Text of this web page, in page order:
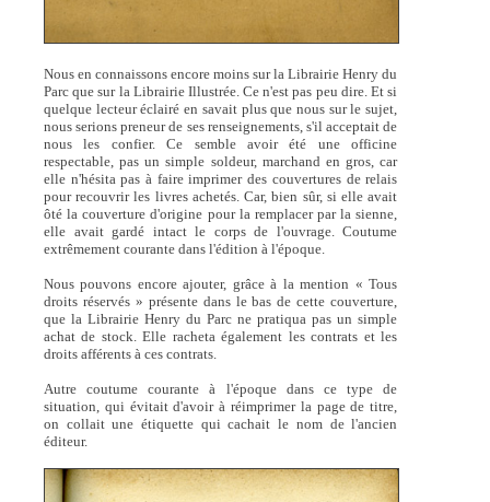
Nous en connaissons encore moins sur la Librairie Henry du
Parc que sur la Librairie Illustrée. Ce n'est pas peu dire. Et si
quelque lecteur éclairé en savait plus que nous sur le sujet,
nous serions preneur de ses renseignements, s'il acceptait de
nous les confier. Ce semble avoir été une officine
respectable, pas un simple soldeur, marchand en gros, car
elle n'hésita pas à faire imprimer des couvertures de relais
pour recouvrir les livres achetés. Car, bien sûr, si elle avait
ôté la couverture d'origine pour la remplacer par la sienne,
elle avait gardé intact le corps de l'ouvrage. Coutume
extrêmement courante dans l'édition à l'époque.
Nous pouvons encore ajouter, grâce à la mention « Tous
droits réservés » présente dans le bas de cette couverture,
que la Librairie Henry du Parc ne pratiqua pas un simple
achat de stock. Elle racheta également les contrats et les
droits afférents à ces contrats.
Autre coutume courante à l'époque dans ce type de
situation, qui évitait d'avoir à réimprimer la page de titre,
on collait une étiquette qui cachait le nom de l'ancien
éditeur.